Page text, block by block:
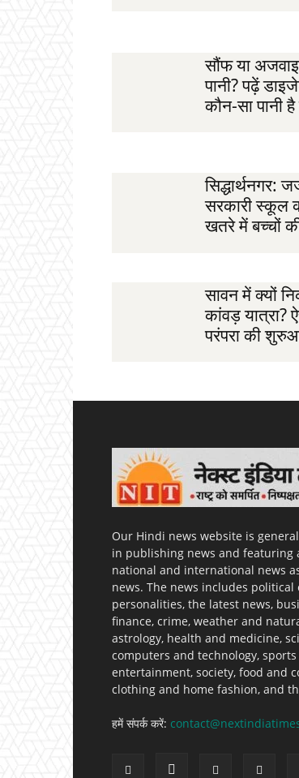
सौंफ या
पानी? पढ़ें
कौन-सा पानी
सिद्धार्थनगर:
सरकारी स्कूल
खतरे में बच्चों
सावन में क्यों
कांवड़ यात्रा?
परंपरा की
Our Hindi news website is
in publishing news and featuring
national and international news
news. The news includes political
personalities, the latest news,
finance, crime, weather and
astrology, health and medicine,
computers and technology,
entertainment, society, food and
clothing and home fashion, and
हमें संपर्क करें: